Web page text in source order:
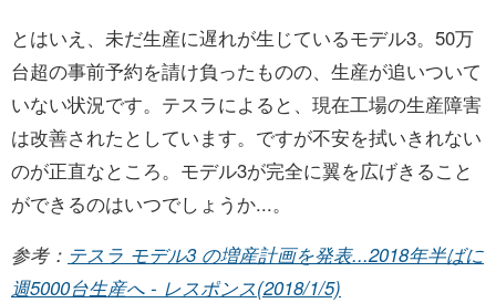
とはいえ、未だ生産に遅れが生じているモデル3。50万
台超の事前予約を請け負ったものの、生産が追いついて
いない状況です。テスラによると、現在工場の生産障害
は改善されたとしています。ですが不安を拭いきれない
のが正直なところ。モデル3が完全に翼を広げきること
ができるのはいつでしょうか...。
参考： テスラ モデル3 の増産計画を発表...2018年半ばに
週5000台生産へ - レスポンス(2018/1/5)